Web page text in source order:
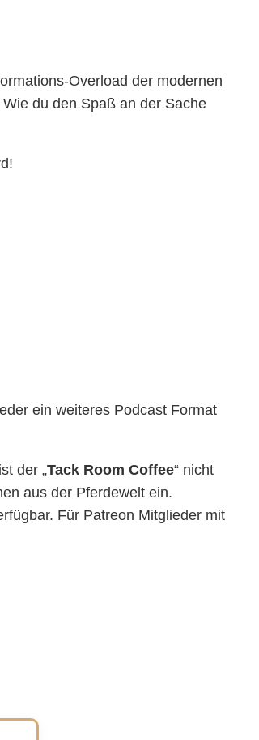
Overload der modernen
du den Spaß an der Sache
ein weiteres Podcast Format
der „Tack Room Coffee“ nicht
aus der Pferdewelt ein.
Für Patreon Mitglieder mit